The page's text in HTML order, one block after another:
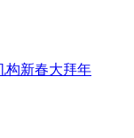
构新春大拜年